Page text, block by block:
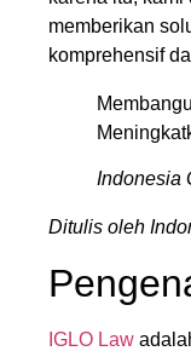
memberikan
komprehensif
Indonesia
Ditulis oleh
IGLO Law